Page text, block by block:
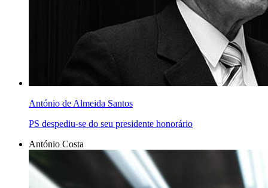
António de Almeida Santos
PS despediu-se do seu presidente honorário
António Costa